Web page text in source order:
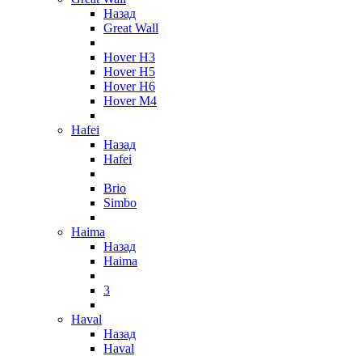
Назад
Great Wall
Hover H3
Hover H5
Hover H6
Hover M4
Hafei
Назад
Hafei
Brio
Simbo
Haima
Назад
Haima
3
Haval
Назад
Haval